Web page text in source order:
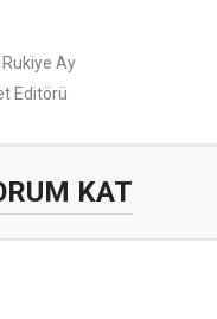
Rukiye Ay
Editörü
KAT